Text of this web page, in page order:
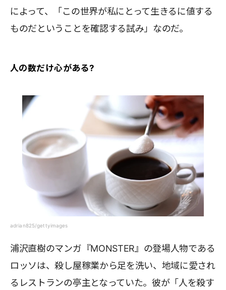
によって、「この世界が私にとって生きるに値する
ものだということを確認する試み」なのだ。
人の数だけ心がある?
adrian825/gettyimages
浦沢直樹のマンガ『MONSTER』の登場人物である
ロッソは、殺し屋稼業から足を洗い、地域に愛され
るレストランの亭主となっていた。彼が「人を殺す